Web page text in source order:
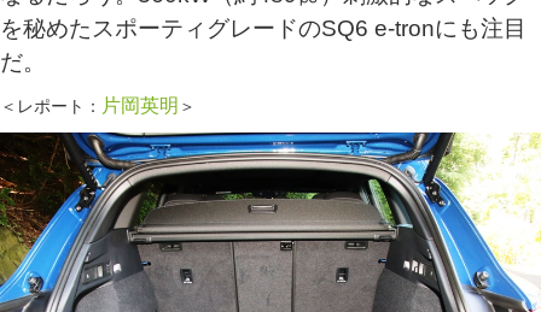
を秘めたスポーティグレードのSQ6 e-tronにも注目
だ。
＜レポート： 片岡英明 ＞